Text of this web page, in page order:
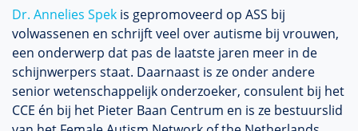
Dr. Annelies Spek is gepromoveerd op ASS bij
volwassenen en schrijft veel over autisme bij vrouwen,
een onderwerp dat pas de laatste jaren meer in de
schijnwerpers staat. Daarnaast is ze onder andere
senior wetenschappelijk onderzoeker, consulent bij het
CCE én bij het Pieter Baan Centrum en is ze bestuurslid